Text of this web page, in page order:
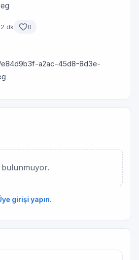
2 dk 0
e84d9b3f-a2ac-45d8-8d3e-
girişi yapın.